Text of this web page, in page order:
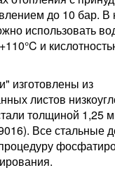
до 10 бар. В
использовать
и
изготовлены из
листов
толщиной 1,25
Все стальные